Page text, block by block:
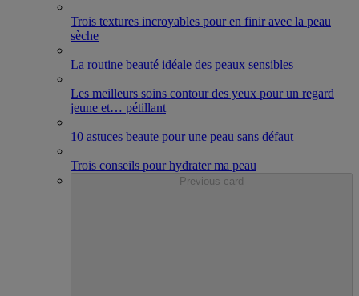
Trois textures incroyables pour en finir avec la peau
sèche
La routine beauté idéale des peaux sensibles
Les meilleurs soins contour des yeux pour un regard
jeune et… pétillant
10 astuces beaute pour une peau sans défaut
Trois conseils pour hydrater ma peau
Previous card